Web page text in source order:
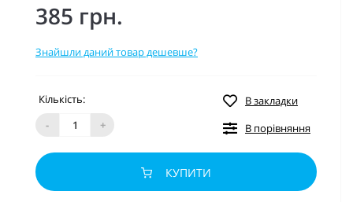
385 грн.
Знайшли даний товар дешевше?
Кількість:
-
+
В закладки
В порівняння
КУПИТИ